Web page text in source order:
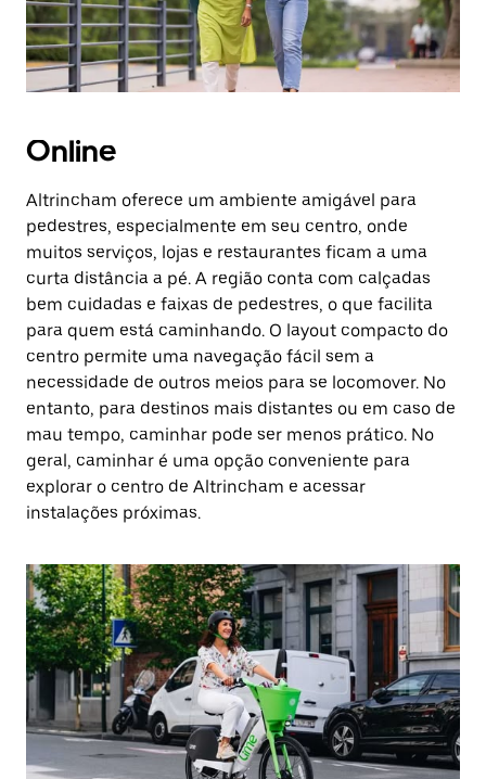
Online
Altrincham oferece um ambiente amigável para
pedestres, especialmente em seu centro, onde
muitos serviços, lojas e restaurantes ficam a uma
curta distância a pé. A região conta com calçadas
bem cuidadas e faixas de pedestres, o que facilita
para quem está caminhando. O layout compacto do
centro permite uma navegação fácil sem a
necessidade de outros meios para se locomover. No
entanto, para destinos mais distantes ou em caso de
mau tempo, caminhar pode ser menos prático. No
geral, caminhar é uma opção conveniente para
explorar o centro de Altrincham e acessar
instalações próximas.